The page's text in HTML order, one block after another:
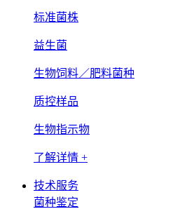
标准菌株
益生菌
生物饲料／肥料菌种
质控样品
生物指示物
了解详情 +
技术服务
菌种鉴定